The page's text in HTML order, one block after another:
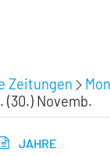
Zeitungen
Novemb.
JAHRE